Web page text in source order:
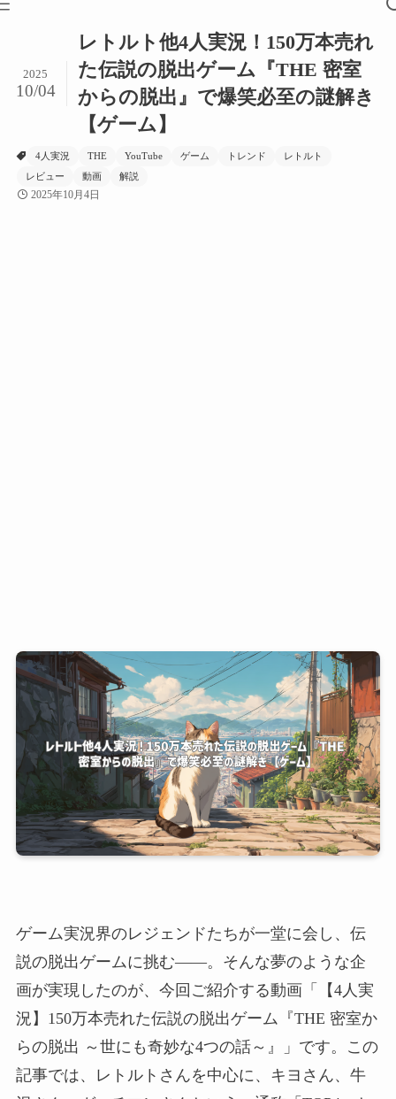
レトルト他4人実況！150万本売れ
た伝説の脱出ゲーム『THE 密室
からの脱出』で爆笑必至の謎解き
【ゲーム】
2025
10/04
4人実況 THE YouTube ゲーム トレンド
レトルト
レビュー
動画 解説
2025年10月4日
ゲーム実況界のレジェンドたちが一堂に会し、伝
説の脱出ゲームに挑む――。そんな夢のような企
画が実現したのが、今回ご紹介する動画「【4人実
況】150万本売れた伝説の脱出ゲーム『THE 密室か
らの脱出 ～世にも奇妙な4つの話～』」です。この
記事では、レトルトさんを中心に、キヨさん、牛